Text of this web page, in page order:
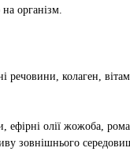
на організм.
речовини, колаген,
ефірні олії жожоба,
зовнішнього